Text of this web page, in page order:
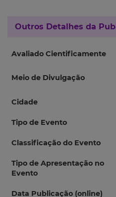
Outros Detalhes da
Avaliado Cientificamente
Meio de Divulgação
Cidade
Tipo de Evento
Classificação do Evento
Tipo de Apresentação no
Evento
Data Publicação (online)